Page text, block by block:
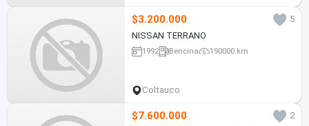
$3.200.000
5
NISSAN TERRANO
1992 Bencina 190000 km
Coltauco
$7.600.000
2